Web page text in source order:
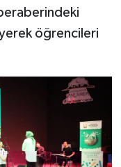
öğrencileri